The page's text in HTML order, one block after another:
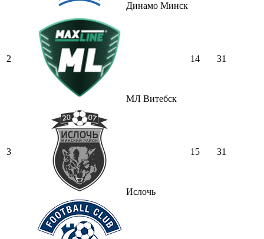
Динамо Минск
2
МЛ Витебск
14 31
3
Ислочь
15 31